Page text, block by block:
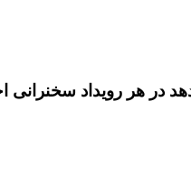
هر رویداد سخنرانی